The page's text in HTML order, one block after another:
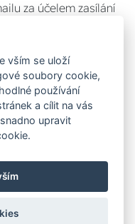
za účelem zasílání
odvolat.
zboží
vším se uloží
soubory cookie,
používání
a cílit na vás
upravit